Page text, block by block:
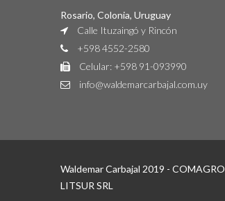
Rosario, Colonia, Uruguay
Calle Ituzaingó y Rincón
+598 4552-2580
Celular: +598 91-093990
info@waldemarcarbajal.com.uy
Waldemar Carbajal 2019 - COMAGRO
LITSUR SRL